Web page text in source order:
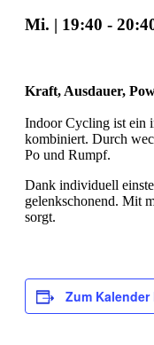
Mi. | 19:40 -
Kraft, Ausdauer,
Indoor Cycling ist ein
kombiniert. Durch
Po und Rumpf.
Dank individuell
gelenkschonend. Mit
sorgt.
Zum